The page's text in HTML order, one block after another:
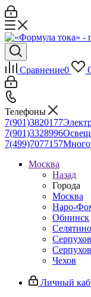
Сравнение0
Телефоны
7(901)3820177
7(901)3328996
7(499)7077157
Москва
Назад
Города
Москва
Наро-
Обнинск
Селятино
Чехов
Личный